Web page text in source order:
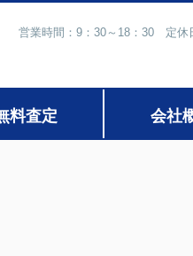
営業時間：9：30～18：30 定休
料査定 会社